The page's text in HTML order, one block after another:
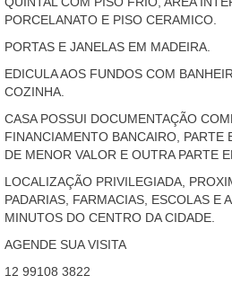
PORCELANATO E PISO CERAMICO.
PORTAS E JANELAS EM MADEIRA.
EDICULA AOS FUNDOS COM
COZINHA.
CASA POSSUI DOCUMENTAÇÃO
FINANCIAMENTO BANCAIRO, PARTE
DE MENOR VALOR E OUTRA PARTE
LOCALIZAÇÃO PRIVILEGIADA,
PADARIAS, FARMACIAS, ESCOLAS E
MINUTOS DO CENTRO DA CIDADE.
AGENDE SUA VISITA
12 99108 3822